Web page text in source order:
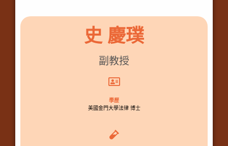
史 慶璞
副教授
學歷
美國金門大學法律 博士